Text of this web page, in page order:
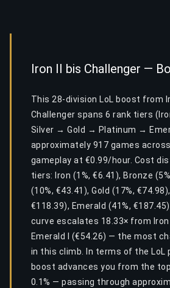
Iron II bis Challenger —
This 28-division LoL boost from
Challenger spans 6 rank tiers
Silver → Gold → Platinum →
approximately 917 games
gameplay at €0.99/hour. Cost
tiers: Iron (1%, €6.41), Bronze
(10%, €43.41), Gold (17%,
€118.39), Emerald (41%,
curve escalates 18.33× from Iron
Emerald I (€54.26) — the most
in this climb. In terms of the LoL
boost advances you from the
0.1% — passing through